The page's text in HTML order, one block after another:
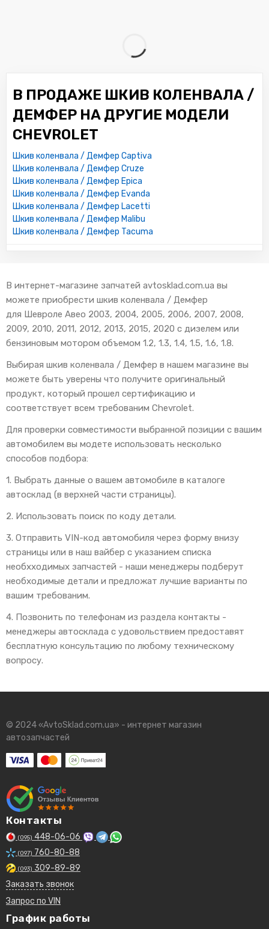
В ПРОДАЖЕ ШКИВ КОЛЕНВАЛА /
ДЕМФЕР НА ДРУГИЕ МОДЕЛИ
CHEVROLET
Шкив коленвала / Демфер Captiva
Шкив коленвала / Демфер Cruze
Шкив коленвала / Демфер Epica
Шкив коленвала / Демфер Evanda
Шкив коленвала / Демфер Lacetti
Шкив коленвала / Демфер Malibu
Шкив коленвала / Демфер Tacuma
В интернет-магазине запчатей avtosklad.com.ua вы
можете приобрести шкив коленвала / Демфер
для Шевроле Авео 2003, 2004, 2005, 2006, 2007, 2008,
2009, 2010, 2011, 2012, 2013, 2015, 2020 с дизелем или
бензиновым мотором объемом 1.2, 1.3, 1.4, 1.5, 1.6, 1.8.
Выбирая шкив коленвала / Демфер в нашем магазине вы
можете быть уверены что получите оригинальный
продукт, который прошел сертификацию и
соответствует всем требованим Chevrolet.
Для проверки совместимости выбранной позиции с вашим
автомобилем вы модете использовать несколько
способов подбора:
1. Выбрать данные о вашем автомобиле в каталоге
автосклад (в верхней части страницы).
2. Использовать поиск по коду детали.
3. Отправить VIN-код автомобиля через форму внизу
страницы или в наш вайбер с указанием списка
необхходимых запчастей - наши менеджеры подберут
необходимые детали и предложат лучшие варианты по
вашим требованим.
4. Позвонить по телефонам из раздела контакты -
менеджеры автосклада с удовольствием предоставят
бесплатную консультацию по любому техническому
вопросу.
© 2024 «AvtoSklad.com.ua» - интернет магазин
автозапчастей
Контакты
(095) 448-06-06
(097) 760-80-88
(093) 309-89-89
Заказать звонок
Запрос по VIN
График работы